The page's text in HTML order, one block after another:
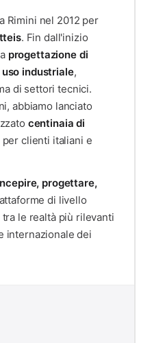
Rimini nel 2012 per
. Fin dall'inizio
progettazione di
industriale,
di settori tecnici.
abbiamo lanciato
centinaia di
per clienti italiani e
progettare,
di livello
le realtà più rilevanti
internazionale dei